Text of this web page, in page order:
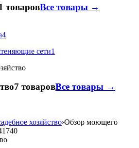
товаровВсе товары →
4
сети1
7 товаровВсе товары →
хозяйство›Обзор моющего